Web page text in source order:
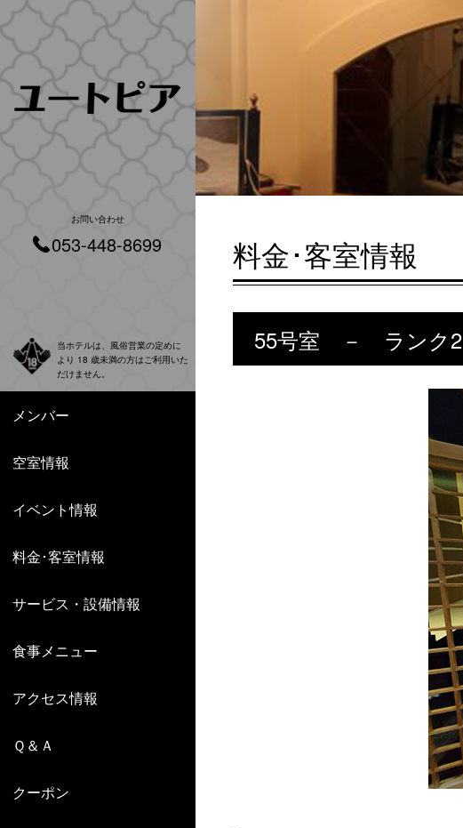
当ホテルは、風俗営業の定めに
より 18 歳未満の方はご利用いた
だけません。
お問い合わせ
053-448-8699
メンバー
空室情報
イベント情報
料金･客室情報
サービス・設備情報
食事メニュー
アクセス情報
Ｑ＆Ａ
クーポン
料金･客室情報
55号室 － ランク2